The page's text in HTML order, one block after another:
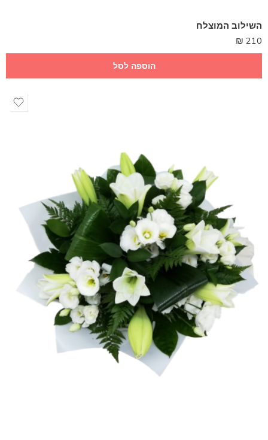
השילוב המוצלח
210
₪
הוספה לסל